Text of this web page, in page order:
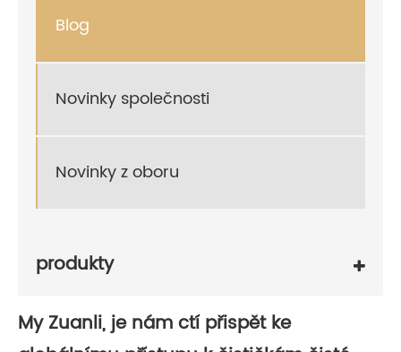
Blog
Novinky společnosti
Novinky z oboru
produkty
My Zuanli, je nám ctí přispět ke